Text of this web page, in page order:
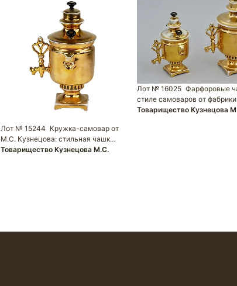
Лот № 15244 Кружка-самовар от
М.С. Кузнецова: стильная чашк…
Товарищество Кузнецова М.С.
Лот № 16025 Фарфоровые
стиле самоваров от
Товарищество Кузнецова